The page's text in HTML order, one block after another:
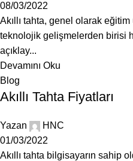
08/03/2022
Akıllı tahta, genel olarak
teknolojik gelişmelerden birisi
açıklay...
Devamını Oku
Blog
Akıllı Tahta Fiyatları
Yazan
HNC
01/03/2022
Akıllı tahta bilgisayarın sahip